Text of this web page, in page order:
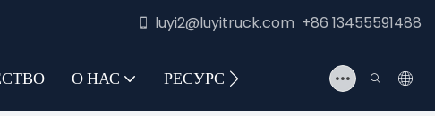
luyi2@luyitruck.com +86 13455591488
О НАС РЕСУРС СВЯЖИТЕСЬ С НАМИ